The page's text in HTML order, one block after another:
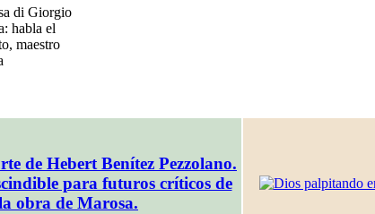
di Giorgio
habla el
maestro
de Hebert Benítez Pezzolano.
para futuros críticos de
obra de Marosa.